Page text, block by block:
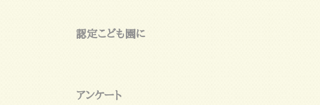
認定こども園に
アンケート